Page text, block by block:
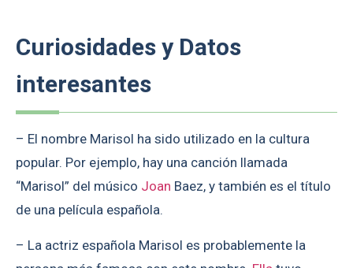
Curiosidades y Datos
interesantes
– El nombre Marisol ha sido utilizado en la cultura
popular. Por ejemplo, hay una canción llamada
“Marisol” del músico Joan Baez, y también es el título
de una película española.
– La actriz española Marisol es probablemente la